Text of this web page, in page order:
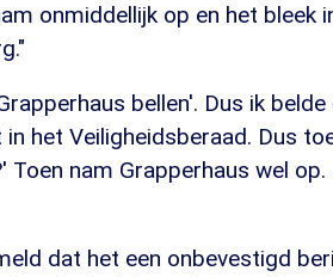
onmiddellijk op en het bleek
bellen'. Dus ik
het Veiligheidsberaad. Dus
Toen nam Grapperhaus wel
dat het een onbevestigd